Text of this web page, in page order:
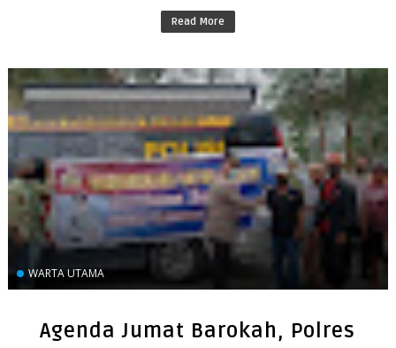
Read More
WARTA UTAMA
Agenda Jumat Barokah, Polres